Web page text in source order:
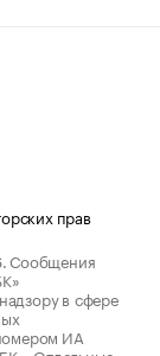
прав
Сообщения
в сфере
ИА